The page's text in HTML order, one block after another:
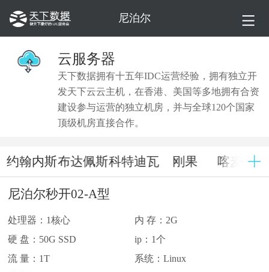
尼泊尔
云服务器
天下数据拥有十五年IDC运营经验，拥有独立开
发天下云云主机，在香港、美国等多地拥有合资
建设参与运营的独立机房，并与全球120个国家
顶级机房直接合作。
约翰内斯
堡
布达佩斯科特迪瓦 刚果 喀麦隆
尼泊尔秒开02-A型
处理器：1核心
硬 盘：50G SSD
流 量：1T
内 存：2G
ip：1个
系统：Linux